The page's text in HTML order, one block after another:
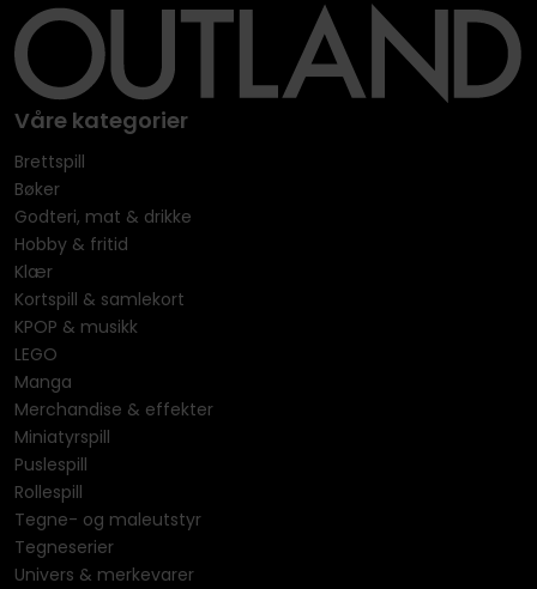
Våre kategorier
Brettspill
Bøker
Godteri, mat & drikke
Hobby & fritid
Klær
Kortspill & samlekort
KPOP & musikk
LEGO
Manga
Merchandise & effekter
Miniatyrspill
Puslespill
Rollespill
Tegne- og maleutstyr
Tegneserier
Univers & merkevarer